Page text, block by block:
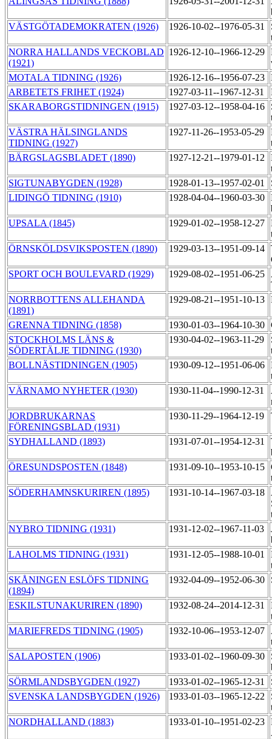
VÄSTGÖTADEMOKRATEN (1926)
1926-10-02--1976-05-31
NORRA HALLANDS VECKOBLAD
(1921)
1926-12-10--1966-12-29
MOTALA TIDNING (1926)
1926-12-16--1956-07-23
ARBETETS FRIHET (1924)
1927-03-11--1967-12-31
SKARABORGSTIDNINGEN (1915)
1927-03-12--1958-04-16
VÄSTRA HÄLSINGLANDS
TIDNING (1927)
1927-11-26--1953-05-29
BÄRGSLAGSBLADET (1890)
1927-12-21--1979-01-12
SIGTUNABYGDEN (1928)
1928-01-13--1957-02-01
LIDINGÖ TIDNING (1910)
1928-04-04--1960-03-30
UPSALA (1845)
1929-01-02--1958-12-27
ÖRNSKÖLDSVIKSPOSTEN (1890)
1929-03-13--1951-09-14
SPORT OCH BOULEVARD (1929)
1929-08-02--1951-06-25
NORRBOTTENS ALLEHANDA
(1891)
1929-08-21--1951-10-13
GRENNA TIDNING (1858) 1930-01-03--1964-10-30
STOCKHOLMS LÄNS &
SÖDERTÄLJE TIDNING (1930)
1930-04-02--1963-11-29
BOLLNÄSTIDNINGEN (1905)
1930-09-12--1951-06-06
VÄRNAMO NYHETER (1930)
1930-11-04--1990-12-31
JORDBRUKARNAS
FÖRENINGSBLAD (1931)
1930-11-29--1964-12-19
SYDHALLAND (1893) 1931-07-01--1954-12-31
ÖRESUNDSPOSTEN (1848)
1931-09-10--1953-10-15
SÖDERHAMNSKURIREN (1895)
1931-10-14--1967-03-18
NYBRO TIDNING (1931)
1931-12-02--1967-11-03
LAHOLMS TIDNING (1931)
1931-12-05--1988-10-01
SKÅNINGEN ESLÖFS TIDNING
(1894)
1932-04-09--1952-06-30
ESKILSTUNAKURIREN (1890) 1932-08-24--2014-12-31
MARIEFREDS TIDNING (1905)
1932-10-06--1953-12-07
SALAPOSTEN (1906)
1933-01-02--1960-09-30
SÖRMLANDSBYGDEN (1927)
1933-01-02--1965-12-31
SVENSKA LANDSBYGDEN (1926)
1933-01-03--1965-12-22
NORDHALLAND (1883)
1933-01-10--1951-02-23